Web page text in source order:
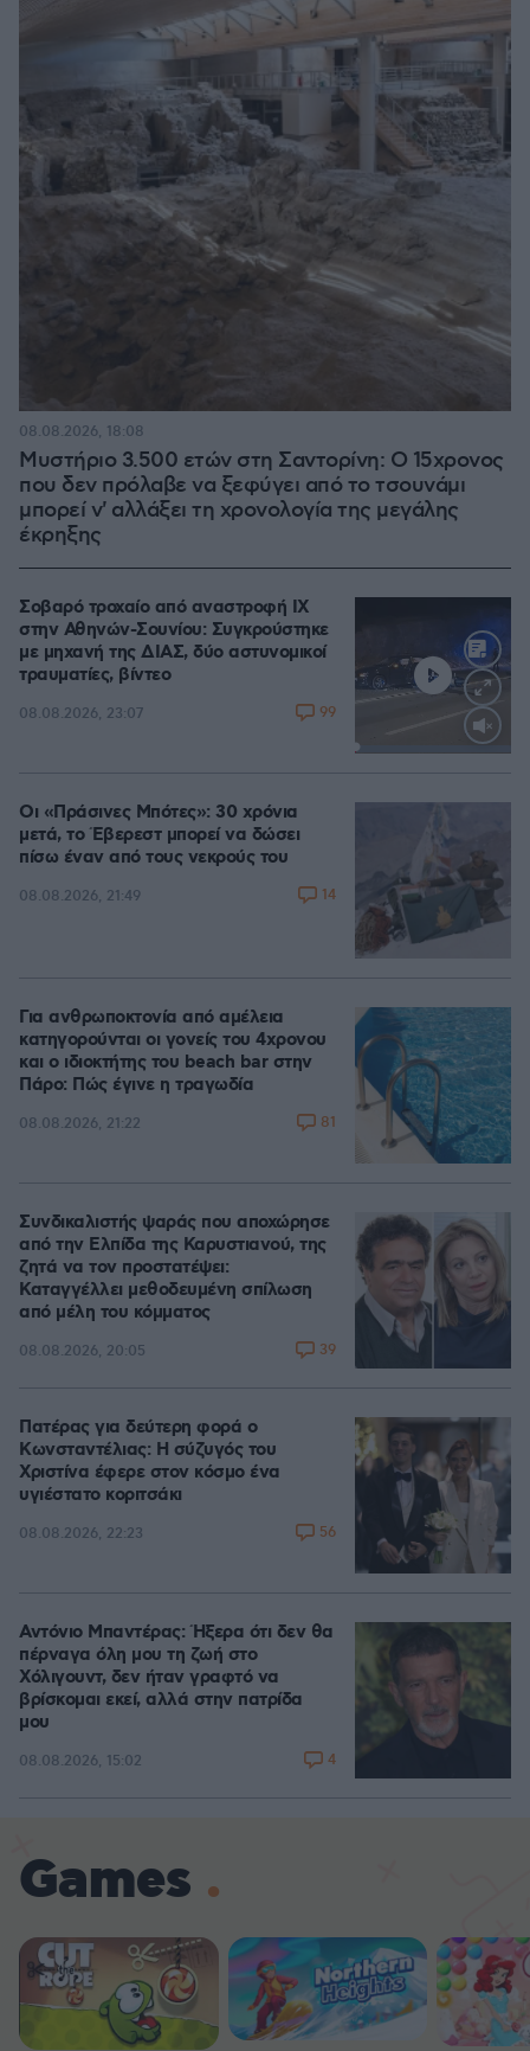
Μυστήριο 3.500 ετών στη Σαντορίνη: Ο 15χρονος
που δεν πρόλαβε να ξεφύγει από το τσουνάμι
μπορεί ν' αλλάξει τη χρονολογία της μεγάλης
έκρηξης
08.08.2026, 18:08
Σοβαρό τροχαίο από αναστροφή ΙΧ
στην Αθηνών-Σουνίου: Συγκρούστηκε
με μηχανή της ΔΙΑΣ, δύο αστυνομικοί
τραυματίες, βίντεο
08.08.2026, 23:07 99
Οι «Πράσινες Μπότες»: 30 χρόνια
μετά, το Έβερεστ μπορεί να δώσει
πίσω έναν από τους νεκρούς του
08.08.2026, 21:49 14
Για ανθρωποκτονία από αμέλεια
κατηγορούνται οι γονείς του 4χρονου
και ο ιδιοκτήτης του beach bar στην
Πάρο: Πώς έγινε η τραγωδία
08.08.2026, 21:22 81
Συνδικαλιστής ψαράς που αποχώρησε
από την Ελπίδα της Καρυστιανού, της
ζητά να τον προστατέψει:
Καταγγέλλει μεθοδευμένη σπίλωση
από μέλη του κόμματος
08.08.2026, 20:05 39
Πατέρας για δεύτερη φορά ο
Κωνσταντέλιας: Η σύζυγός του
Χριστίνα έφερε στον κόσμο ένα
υγιέστατο κοριτσάκι
08.08.2026, 22:23 56
Αντόνιο Μπαντέρας: Ήξερα ότι δεν θα
πέρναγα όλη μου τη ζωή στο
Χόλιγουντ, δεν ήταν γραφτό να
βρίσκομαι εκεί, αλλά στην πατρίδα
μου
08.08.2026, 15:02 4
Games